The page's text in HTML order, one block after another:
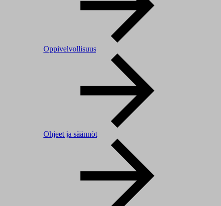
Oppivelvollisuus
Ohjeet ja säännöt